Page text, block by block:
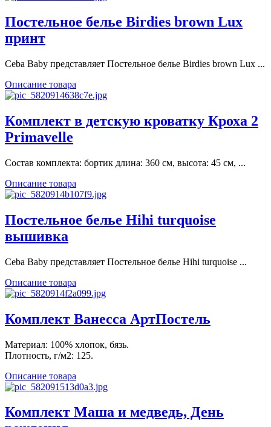
Постельное белье Birdies brown Lux
принт
Ceba Baby представляет Постельное белье Birdies brown Lux ...
Описание товара
Кoмплект в детскую кроватку Кроха 2
Primavelle
Состав комплекта: бортик длина: 360 см, высота: 45 см, ...
Описание товара
Постельное белье Hihi turquoise
вышивка
Ceba Baby представляет Постельное белье Hihi turquoise ...
Описание товара
Комплект Ванесса АртПостель
Материал: 100% хлопок, бязь.
Плотность, г/м2: 125.
Описание товара
Комплект Маша и медведь, День